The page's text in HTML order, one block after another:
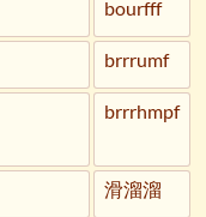
bourfff
brrrumf
brrrhmpf
滑溜溜